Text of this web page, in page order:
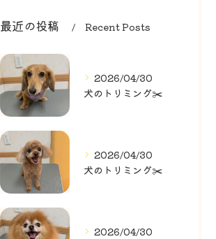
最近の投稿 Recent Posts
2026/04/30
犬のトリミング✂️
2026/04/30
犬のトリミング✂️
2026/04/30